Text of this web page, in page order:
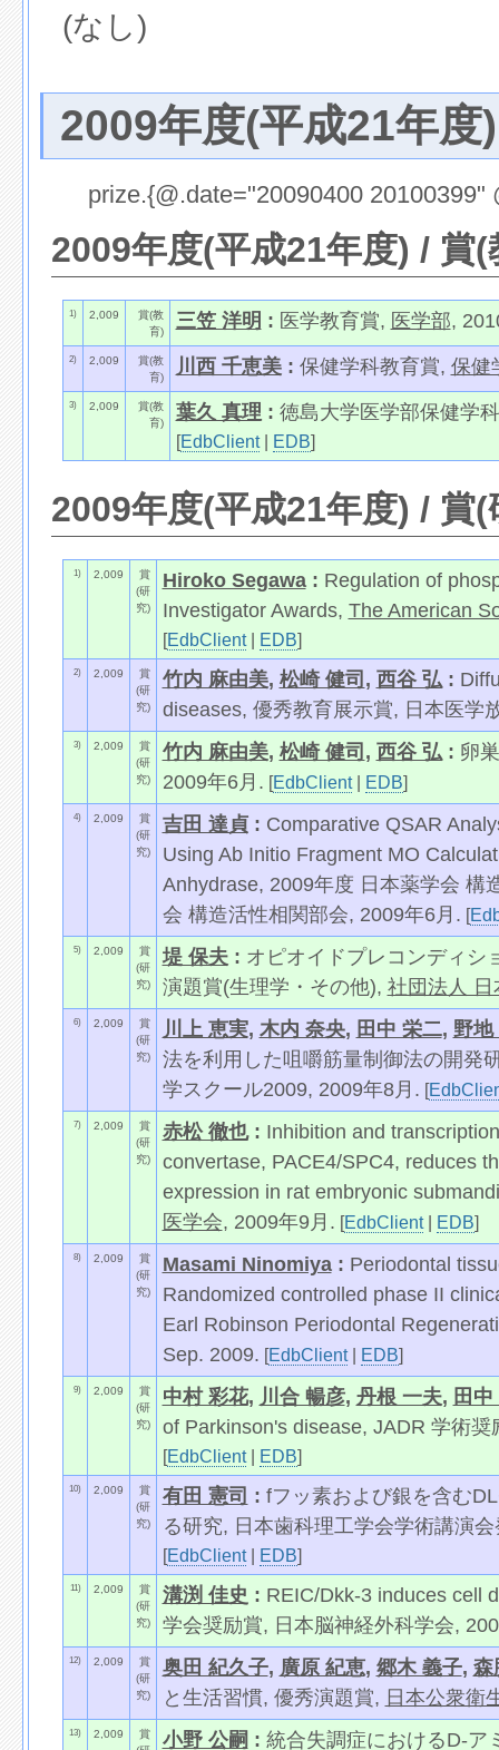
(なし)
2009年度(平成21年度)
prize.{@.date="20090400 20100399"
2009年度(平成21年度) / 賞(
1) 2,009
賞(教
育)
三笠 洋明 : 医学教育賞, 医学部,
2) 2,009
賞(教
育)
川西 千恵美: 保健学科教育賞, 保健
3) 2,009
賞(教
育)
葉久 真理 : 徳島大学医学部保健学
[EdbClient| EDB]
2009年度(平成21年度) / 賞(
1) 2,009
賞
(研
究)
Hiroko Segawa: Regulation of
Investigator Awards, The American
[EdbClient| EDB]
2) 2,009
賞
(研
究)
竹内 麻由美, 松崎 健司 , 西谷 弘:
diseases, 優秀教育展示賞, 日本医学
3) 2,009
賞
(研
究)
竹内 麻由美, 松崎 健司 , 西谷 弘: 卵
2009年6月. [EdbClient| EDB]
4) 2,009
賞
(研
究)
吉田 達貞: Comparative QSAR
Using Ab Initio Fragment MO
Anhydrase, 2009年度 日本薬学会 構
会 構造活性相関部会, 2009年6月. [
5) 2,009
賞
(研
究)
堤 保夫: オピオイドプレコンディシ
演題賞(生理学・その他), 社団法人
6) 2,009
賞
(研
究)
川上 恵実, 木内 奈央, 田中 栄二, 野地
法を利用した咀嚼筋量制御法の開発
学スクール2009, 2009年8月. [
7) 2,009
賞
(研
究)
赤松 徹也: Inhibition and
convertase, PACE4/SPC4, reduces
expression in rat embryonic
医学会, 2009年9月. [EdbClient| EDB]
8) 2,009
賞
(研
究)
Masami Ninomiya: Periodontal
Randomized controlled phase II
Earl Robinson Periodontal
Sep. 2009. [EdbClient| EDB]
9) 2,009
賞
(研
究)
中村 彩花, 川合 暢彦, 丹根 一夫, 田
of Parkinson's disease, JADR 学術
[EdbClient| EDB]
10) 2,009
賞
(研
究)
有田 憲司 : fフッ素および銀を含む
る研究, 日本歯科理工学会学術講演
[EdbClient| EDB]
11) 2,009
賞
(研
究)
溝渕 佳史 : REIC/Dkk-3 induces cell
学会奨励賞, 日本脳神経外科学会,
12) 2,009
賞
(研
究)
奥田 紀久子, 廣原 紀恵, 郷木 義子, 森
と生活習慣, 優秀演題賞, 日本公衆衛
13) 2,009
賞
小野 公嗣 : 統合失調症におけるD-ア